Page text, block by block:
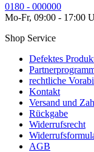
0180 - 000000
Mo-Fr, 09:00 - 17:00
Shop Service
Defektes
rechtliche
Kontakt
Versand und
Rückgabe
Widerrufsrecht
AGB